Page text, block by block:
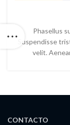
Phasellus
Suspendisse
velit.
CONTACTO